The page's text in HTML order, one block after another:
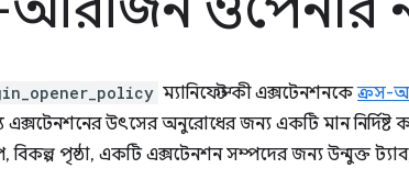
ম্যানিফেস্ট কী এক্সটেনশনকেক্রস-
এক্সটেনশনের উৎসের অনুরোধের জন্য একটি মান নির্দিষ্ট
পৃষ্ঠা, একটি এক্সটেনশন সম্পদের জন্য উন্মুক্ত ট্যাব,